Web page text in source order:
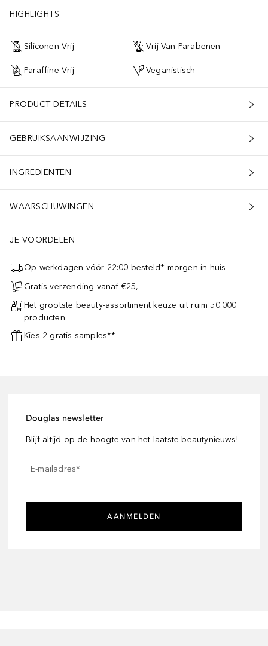
HIGHLIGHTS
Siliconen Vrij Vrij Van Parabenen
Paraffine-Vrij Veganistisch
PRODUCT DETAILS
GEBRUIKSAANWIJZING
INGREDIËNTEN
WAARSCHUWINGEN
JE VOORDELEN
Op werkdagen vóór 22:00 besteld* morgen in huis
Gratis verzending vanaf €25,-
Het grootste beauty-assortiment keuze uit ruim 50.000
producten
Kies 2 gratis samples**
Douglas newsletter
Blijf altijd op de hoogte van het laatste beautynieuws!
E-mailadres*
AANMELDEN